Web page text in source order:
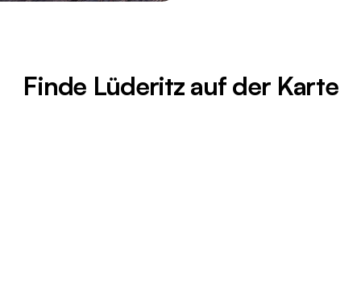
Finde Lüderitz auf der Karte